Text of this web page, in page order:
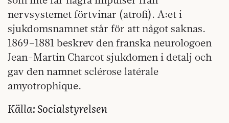
nervsystemet förtvinar (atrofi). A:et i
sjukdomsnamnet står för att något saknas.
1869–1881 beskrev den franska neurologoen
Jean-Martin Charcot sjukdomen i detalj och
gav den namnet sclérose latérale
amyotrophique.
Källa: Socialstyrelsen